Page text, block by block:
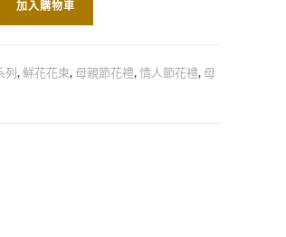
加入購物車
列,鮮花花束, 母親節花禮,情人節花禮, 母